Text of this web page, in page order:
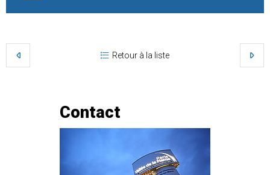
Retour à la liste
Contact